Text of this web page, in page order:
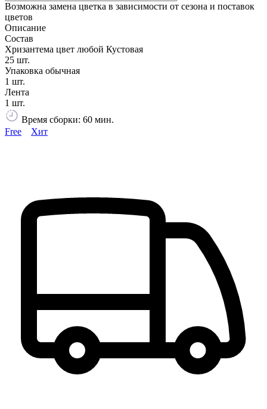
Возможна замена цветка в зависимости от сезона и поставок
цветов
Описание
Состав
Хризантема цвет любой Кустовая
25 шт.
Упаковка обычная
1 шт.
Лента
1 шт.
Время сборки: 60 мин.
Free
Хит